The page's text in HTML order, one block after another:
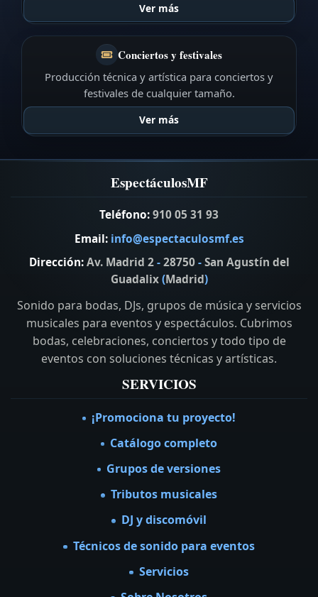
Ver más
Conciertos y festivales
Producción técnica y artística para conciertos y
festivales de cualquier tamaño.
Ver más
EspectáculosMF
Teléfono:910 05 31 93
Email: info@espectaculosmf.es
Dirección:Av. Madrid 2-28750-San Agustín del
Guadalix(Madrid)
Sonido para bodas, DJs, grupos de música y servicios
musicales para eventos y espectáculos. Cubrimos
bodas, celebraciones, conciertos y todo tipo de
eventos con soluciones técnicas y artísticas.
SERVICIOS
¡Promociona tu proyecto!
Catálogo completo
Grupos de versiones
Tributos musicales
DJ y discomóvil
Técnicos de sonido para eventos
Servicios